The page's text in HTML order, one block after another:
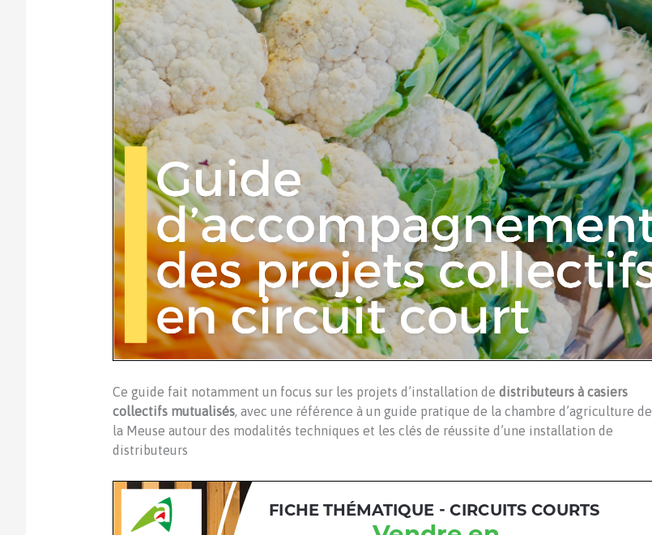
Ce guide fait notamment un focus sur les projets d’installation de distributeurs à casiers
collectifs mutualisés, avec une référence à un guide pratique de la chambre d’agriculture de
la Meuse autour des modalités techniques et les clés de réussite d’une installation de
distributeurs